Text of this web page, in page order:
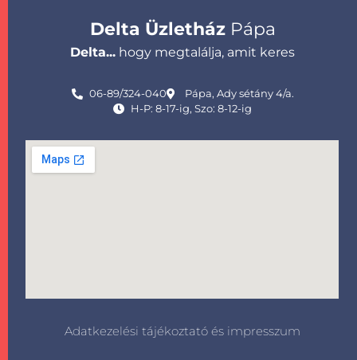
Delta ÜzletházPápa
Delta... hogy megtalálja, amit keres
06-89/324-040
Pápa, Ady sétány 4/a.
H-P: 8-17-ig, Szo: 8-12-ig
Adatkezelési tájékoztató és impresszum